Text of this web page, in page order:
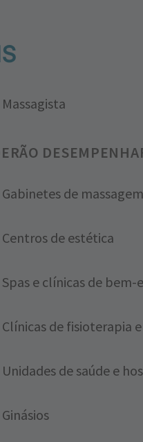
Massagista
Gabinetes de massagem
Centros de estética
Spas e clínicas de bem-
Clínicas de fisioterapia
Unidades de saúde e
Ginásios